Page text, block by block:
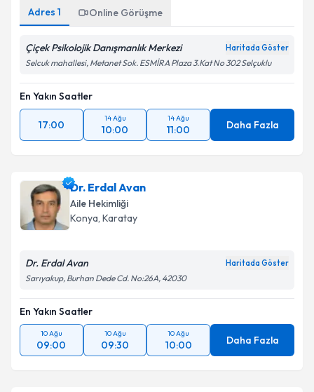
Adres 1 Online Görüşme
Çiçek Psikolojik Danışmanlık Merkezi Haritada Göster
Selcuk mahallesi, Metanet Sok. ESMİRA Plaza 3.Kat No 302 Selçuklu
En Yakın Saatler
17:00
14 Ağu
10:00
14 Ağu
11:00 Daha Fazla
Dr. Erdal Avan
Aile Hekimliği
Konya, Karatay
Dr. Erdal Avan Haritada Göster
Sarıyakup, Burhan Dede Cd. No:26A, 42030
En Yakın Saatler
10 Ağu
09:00
10 Ağu
09:30
10 Ağu
10:00 Daha Fazla